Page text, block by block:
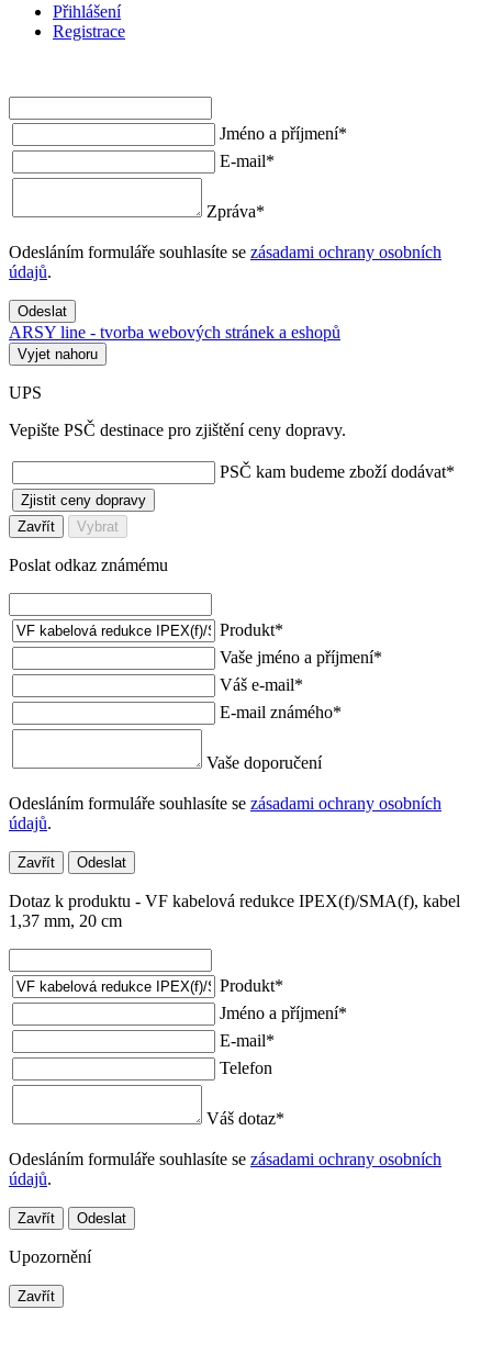
Přihlášení
Registrace
Jméno a příjmení*
E-mail*
Zpráva*
Odesláním formuláře souhlasíte se zásadami ochrany osobních
údajů.
Odeslat
ARSY line - tvorba webových stránek a eshopů
Vyjet nahoru
UPS
Vepište PSČ destinace pro zjištění ceny dopravy.
PSČ kam budeme zboží dodávat*
Zjistit ceny dopravy
Zavřít
Vybrat
Poslat odkaz známému
Produkt*
Vaše jméno a příjmení*
Váš e-mail*
E-mail známého*
Vaše doporučení
Odesláním formuláře souhlasíte se zásadami ochrany osobních
údajů.
Zavřít Odeslat
Dotaz k produktu - VF kabelová redukce IPEX(f)/SMA(f), kabel
1,37 mm, 20 cm
Produkt*
Jméno a příjmení*
E-mail*
Telefon
Váš dotaz*
Odesláním formuláře souhlasíte se zásadami ochrany osobních
údajů.
Zavřít Odeslat
Upozornění
Zavřít